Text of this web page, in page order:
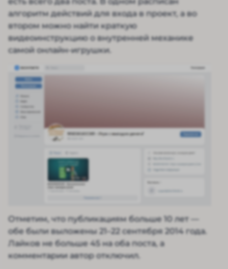
алгоритм действий для входа в проект, а во
втором можно найти краткую
видеоинструкцию о внутренней механике
самой онлайн-игрушки.
Отметим, что публикациям больше 10 лет —
обе были выложены 21–22 сентября 2014 года.
Лайков не больше 45 на оба поста, а
комментарии автор отключил.